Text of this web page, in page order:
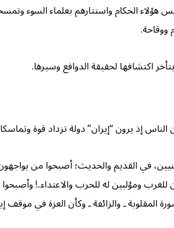
هؤلاء الحكام واستتارهم بعلماء السوء
ووقاحة.
اكتشافها لحقيقة الدوافع وسيرها.
إذ يرون “إيران” دولة تزداد قوة
في القديم والحديث؛ أصبحوا من
للغرب ومؤلبين له للحرب والاعتداء..!
المقلوبة ـ والزائفة ـ وكأن العزة في موقف